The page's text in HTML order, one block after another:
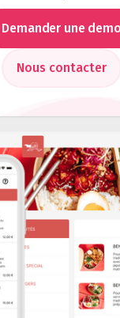
Demander une demo
Nous contacter